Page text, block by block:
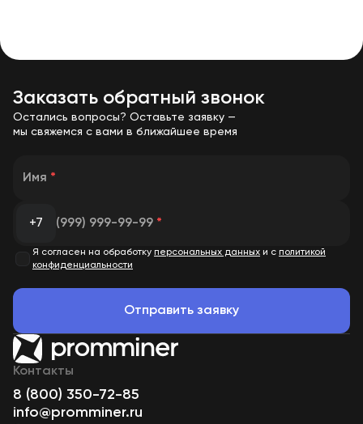
Заказать обратный звонок
Остались вопросы? Оставьте заявку —
мы свяжемся с вами в ближайшее время
Имя *
+7 (999) 999-99-99 *
Я согласен на обработку персональных данных и с политикой
конфиденциальности
Отправить заявку
Контакты
8 (800) 350-72-85
info@promminer.ru